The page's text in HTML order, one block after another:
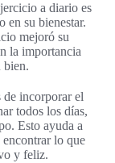
a diario es
en su bienestar.
mejoró su
la importancia
bien.
de incorporar el
todos los días,
Esto ayuda a
lo que
y feliz.